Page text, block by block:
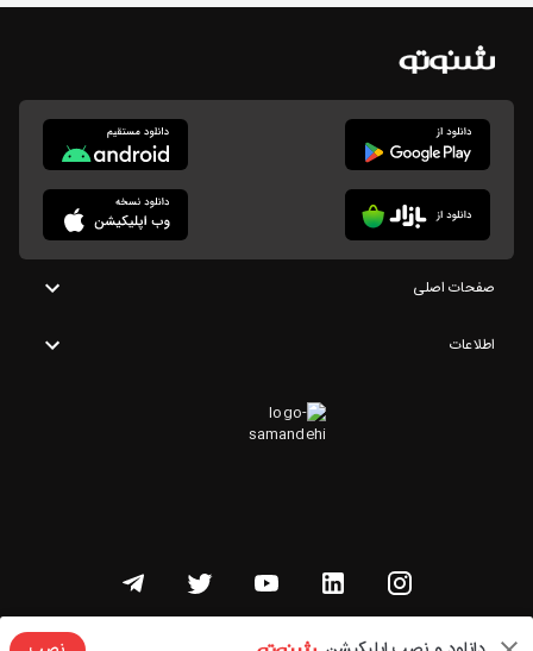
صفحات اصلی
اطلاعات
تمامی حقوق این وبسایت متعلق به شنوتو است